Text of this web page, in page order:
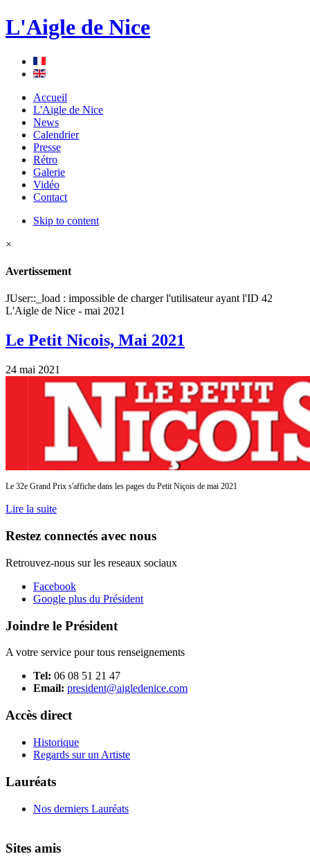
L'Aigle de Nice
Accueil
L'Aigle de Nice
News
Calendrier
Presse
Rétro
Galerie
Vidéo
Contact
Skip to content
×
Avertissement
JUser::_load : impossible de charger l'utilisateur ayant l'ID 42
L'Aigle de Nice - mai 2021
Le Petit Nicois, Mai 2021
24 mai 2021
Le 32e Grand Prix s'affiche dans les pages du Petit Niçois de mai 2021
Lire la suite
Restez connectés avec nous
Retrouvez-nous sur les reseaux sociaux
Facebook
Google plus du Président
Joindre le Président
A votre service pour tous renseignements
Tel: 06 08 51 21 47
Email: president@aigledenice.com
Accès direct
Historique
Regards sur un Artiste
Lauréats
Nos derniers Lauréats
Sites amis